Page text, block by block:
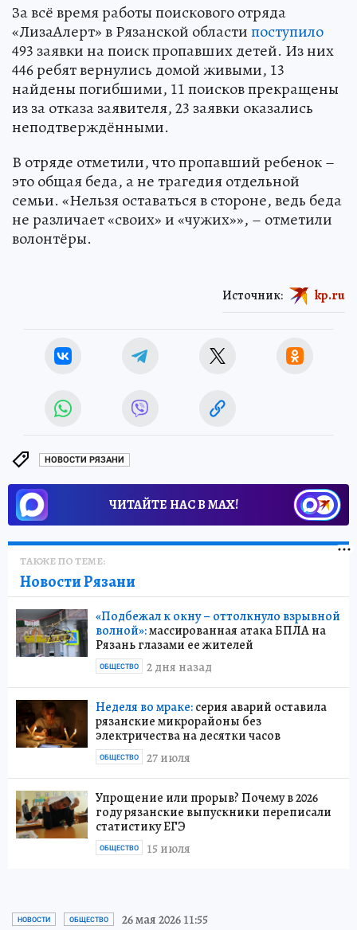
За всё время работы поискового отряда
«ЛизаАлерт» в Рязанской областипоступило
493 заявки на поиск пропавших детей. Из них
446 ребят вернулись домой живыми, 13
найдены погибшими, 11 поисков прекращены
из за отказа заявителя, 23 заявки оказались
неподтверждёнными.
В отряде отметили, что пропавший ребенок –
это общая беда, а не трагедия отдельной
семьи. «Нельзя оставаться в стороне, ведь беда
не различает «своих» и «чужих»», – отметили
волонтёры.
Источник: kp.ru
НОВОСТИ РЯЗАНИ
ЧИТАЙТЕ НАС В МАХ!
ТАКЖЕ ПО ТЕМЕ:
Новости Рязани
«Подбежал к окну – оттолкнуло взрывной
волной»:массированная атака БПЛА на
Рязань глазами ее жителей
2 дня назад
ОБЩЕСТВО
Неделя во мраке:серия аварий оставила
рязанские микрорайоны без
электричества на десятки часов
27 июля
ОБЩЕСТВО
Упрощение или прорыв? Почему в 2026
году рязанские выпускники переписали
статистику ЕГЭ
15 июля
ОБЩЕСТВО
НОВОСТИ ОБЩЕСТВО 26 мая 2026 11:55